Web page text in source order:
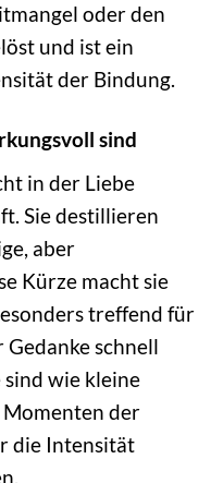
oder den
und ist ein
der Bindung.
sind
in der Liebe
Sie destillieren
aber
Kürze macht sie
treffend für
schnell
sind wie kleine
der
die Intensität